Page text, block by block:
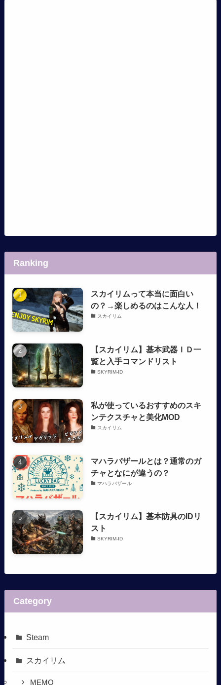
Ranking
スカイリムって本当に面白い
の？→楽しめるのはこんな人！
スカイリム
【スカイリム】基本武器ＩＤ一
覧と入手コマンドリスト
SKYRIM-ID
私が使っているおすすめのスキ
ンテクスチャと美化MOD
スカイリム
マハラバザールとは？通常のガ
チャとなにが違うの？
マハラバザール
【スカイリム】基本防具のIDリ
スト
SKYRIM-ID
Category
Steam
スカイリム
MEMO